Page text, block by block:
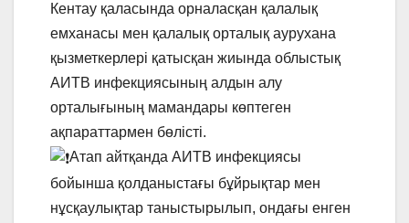
Кентау қаласында орналасқан қалалық
емханасы мен қалалық орталық аурухана
қызметкерлері қатысқан жиында облыстық
АИТВ инфекциясының алдын алу
орталығының мамандары көптеген
ақпараттармен бөлісті.
Атап айтқанда АИТВ инфекциясы
бойынша қолданыстағы бұйрықтар мен
нұсқаулықтар таныстырылып, ондағы енген